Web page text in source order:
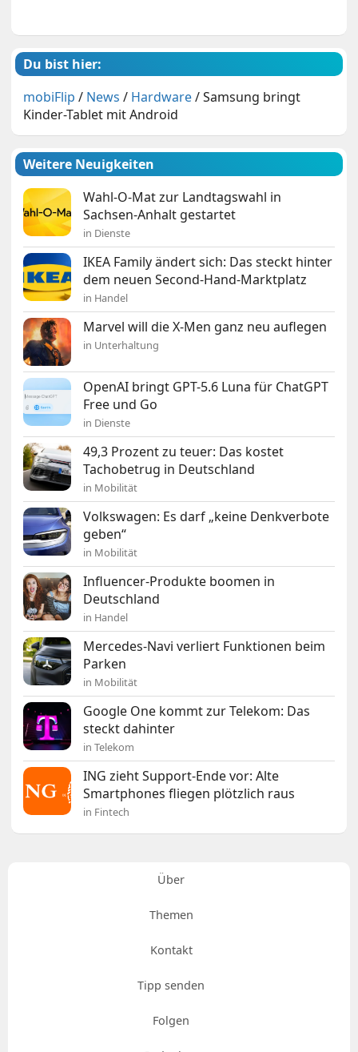
Du bist hier:
mobiFlip / News / Hardware/Samsung bringt
Kinder-Tablet mit Android
Weitere Neuigkeiten
Wahl-O-Mat zur Landtagswahl in
Sachsen-Anhalt gestartet
in Dienste
IKEA Family ändert sich: Das steckt hinter
dem neuen Second-Hand-Marktplatz
in Handel
Marvel will die X-Men ganz neu auflegen
in Unterhaltung
OpenAI bringt GPT-5.6 Luna für ChatGPT
Free und Go
in Dienste
49,3 Prozent zu teuer: Das kostet
Tachobetrug in Deutschland
in Mobilität
Volkswagen: Es darf „keine Denkverbote
geben“
in Mobilität
Influencer-Produkte boomen in
Deutschland
in Handel
Mercedes-Navi verliert Funktionen beim
Parken
in Mobilität
Google One kommt zur Telekom: Das
steckt dahinter
in Telekom
ING zieht Support-Ende vor: Alte
Smartphones fliegen plötzlich raus
in Fintech
Über
Themen
Kontakt
Tipp senden
Folgen